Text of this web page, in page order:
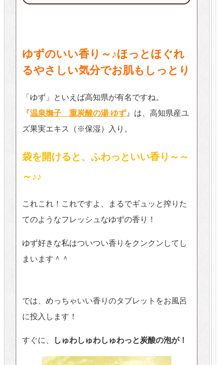
ゆずのいい香り～♪ほっとほぐれ
るやさしい気分でお肌もしっとり
「ゆず」といえば高知県が有名ですね。
『温泉撫子 重炭酸の湯 ゆず 』は、高知県産ユ
ズ果実エキス（※保湿）入り。
袋を開けると、ふわっといい香り～～
～♪♪
これこれ！これですよ、まるでギュッと搾りた
てのようなフレッシュなゆずの香り！
ゆず好きな私はついつい香りをクンクンしてし
まいます＾＾
では、めっちゃいい香りのタブレットをお風呂
に投入します！
すぐに、 しゅわしゅわしゅわっと炭酸の泡が！